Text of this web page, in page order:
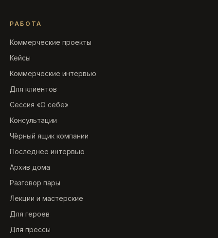
РАБОТА
Коммерческие проекты
Кейсы
Коммерческие интервью
Для клиентов
Сессия «О себе»
Консультации
Чёрный ящик компании
Последнее интервью
Архив дома
Разговор пары
Лекции и мастерские
Для героев
Для прессы